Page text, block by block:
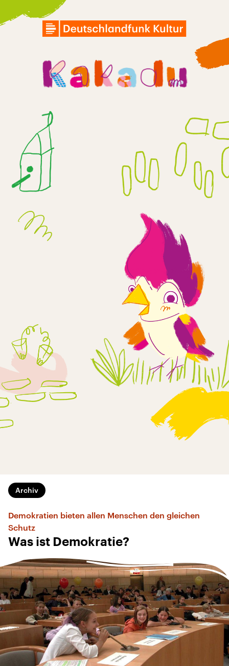
Archiv
Demokratien bieten allen Menschen den gleichen
Schutz
Was ist Demokratie?